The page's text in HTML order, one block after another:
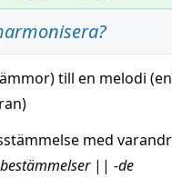
?
till en melodi
med
|| -de